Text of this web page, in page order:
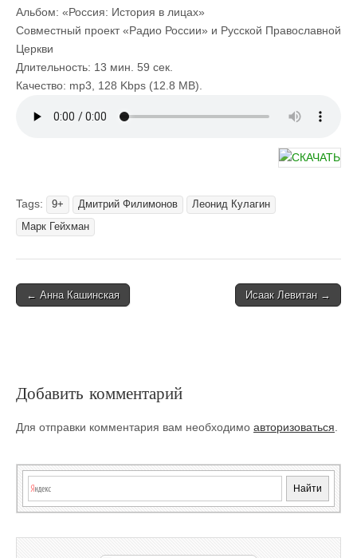
Ярославцев, Николай Денисов, Дмитрий Писаренко,
Владимир Левашев, Сергей Колесников, Анна Каменкова,
Дмитрий Филимонов, Ирина Киреева, Александр Груздев,
Борис Никифоров, Михаил Васьков, Сергей Бурунов, Татьяна
Матюхова, Юльен Балмусов, Владислав Ветров, Игорь
Екатерина Новикова-Забайкальская, Любовь Семёнова,
Ирина Пономарева, Прохор Чеховской, Наталья Шипунова,
Альбом: «Россия: История в лицах»
Совместный проект «Радио России» и Русской Православной
Церкви
Длительность: 13 мин. 59 сек.
Качество: mp3, 128 Kbps (12.8 MB).
Tags: 9+ Дмитрий Филимонов
Леонид Кулагин
Марк Гейхман
Post
← Анна Кашинская Исаак Левитан →
Добавить комментарий
Для отправки комментария вам необходимо авторизоваться